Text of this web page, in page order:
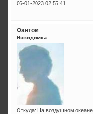
06-01-2023 02:55:41
Фантом
Невидимка
Откуда: На воздушном океане